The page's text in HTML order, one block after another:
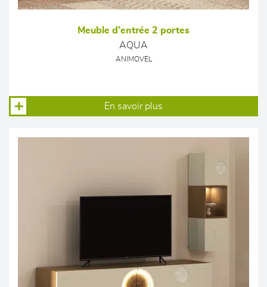
Meuble d’entrée 2 portes
AQUA
ANIMOVEL
En savoir plus